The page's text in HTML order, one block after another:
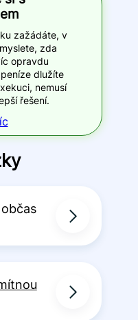
zažádáte, v
zda
opravdu
dlužíte
nemusí
řešení.